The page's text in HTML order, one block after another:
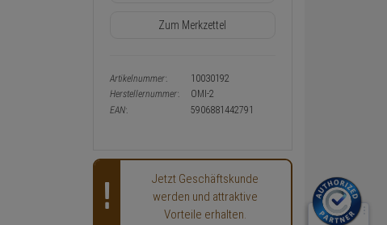
Zum Merkzettel
Artikelnummer:
10030192
Herstellernummer:
OMI-2
EAN:
5906881442791
Jetzt Geschäftskunde
werden und attraktive
Vorteile erhalten.